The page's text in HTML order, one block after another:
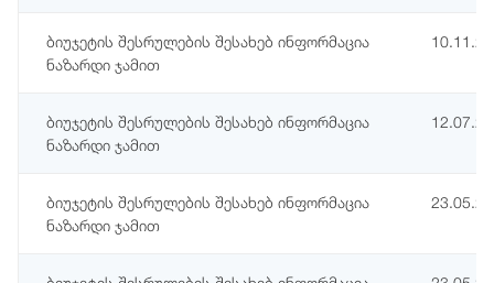
ბიუჯეტის შესრულების შესახებ ინფორმაცია
ნაზარდი ჯამით
ბიუჯეტის შესრულების შესახებ ინფორმაცია
ნაზარდი ჯამით
ბიუჯეტის შესრულების შესახებ ინფორმაცია
ნაზარდი ჯამით